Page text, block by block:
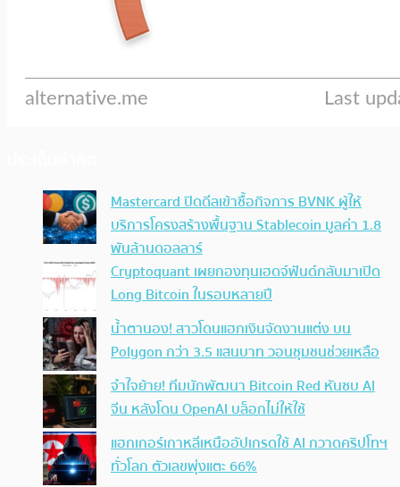
Mastercard ปิดดีลเข้าซื้อกิจการ BVNK ผู้ให้
บริการโครงสร้างพื้นฐาน Stablecoin มูลค่า 1.8
พันล้านดอลลาร์
Cryptoquant เผยกองทุนเฮดจ์ฟันด์กลับมาเปิด
Long Bitcoin ในรอบหลายปี
น้ำตานอง! สาวโดนแฮกเงินจัดงานแต่ง บน
Polygon กว่า 3.5 แสนบาท วอนชุมชนช่วยเหลือ
จำใจย้าย! ทีมนักพัฒนา Bitcoin Red หันซบ AI
จีน หลังโดน OpenAI บล็อกไม่ให้ใช้
แฮกเกอร์เกาหลีเหนืออัปเกรดใช้ AI กวาดคริปโทฯ
ทั่วโลก ตัวเลขพุ่งแตะ 66%